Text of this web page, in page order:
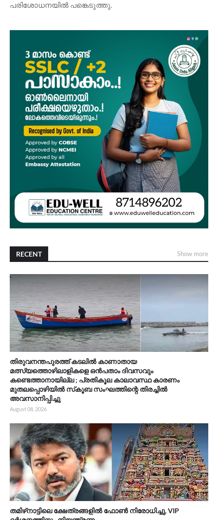
പരിശോധനയിൽ പങ്കെടുത്തു.
RECENT Show more
തിരുവനന്തപുരത്ത് കടലിൽ കാണാതായ
മത്സ്യത്തൊഴിലാളികളെ ഒൻപതാം ദിവസവും
കണ്ടെത്താനായില്ല ; പ്രതികൂല കാലാവസ്ഥ കാരണം
മുതലപ്പൊഴിയിൽ സ്‌കൂബ സംഘത്തിന്റെ തിരച്ചിൽ
അവസാനിപ്പിച്ചു
August 08, 2026
തമിഴ്‌നാട്ടിലെ ക്ഷേത്രങ്ങളിൽ ഫോൺ നിരോധിച്ചു, VIP